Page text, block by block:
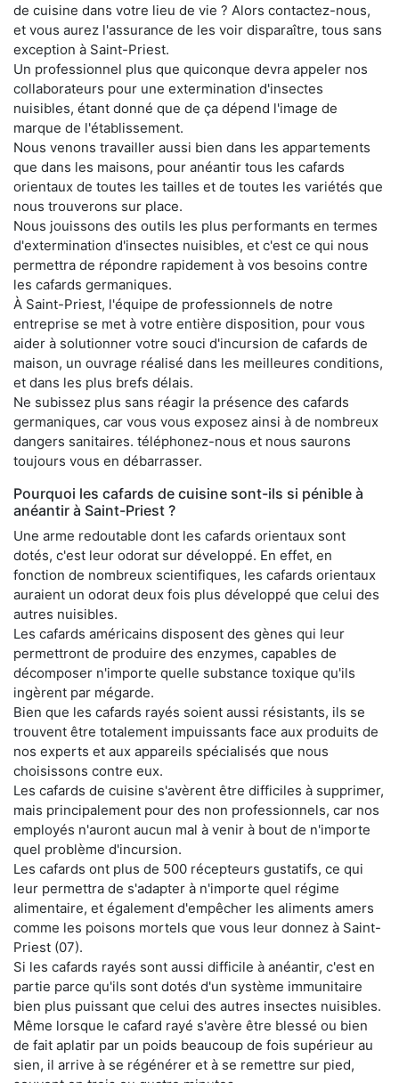
de cuisine dans votre lieu de vie ? Alors contactez-nous,
et vous aurez l'assurance de les voir disparaître, tous sans
exception à Saint-Priest.
Un professionnel plus que quiconque devra appeler nos
collaborateurs pour une extermination d'insectes
nuisibles, étant donné que de ça dépend l'image de
marque de l'établissement.
Nous venons travailler aussi bien dans les appartements
que dans les maisons, pour anéantir tous les cafards
orientaux de toutes les tailles et de toutes les variétés que
nous trouverons sur place.
Nous jouissons des outils les plus performants en termes
d'extermination d'insectes nuisibles, et c'est ce qui nous
permettra de répondre rapidement à vos besoins contre
les cafards germaniques.
À Saint-Priest, l'équipe de professionnels de notre
entreprise se met à votre entière disposition, pour vous
aider à solutionner votre souci d'incursion de cafards de
maison, un ouvrage réalisé dans les meilleures conditions,
et dans les plus brefs délais.
Ne subissez plus sans réagir la présence des cafards
germaniques, car vous vous exposez ainsi à de nombreux
dangers sanitaires. téléphonez-nous et nous saurons
toujours vous en débarrasser.
Pourquoi les cafards de cuisine sont-ils si pénible à
anéantir à Saint-Priest ?
Une arme redoutable dont les cafards orientaux sont
dotés, c'est leur odorat sur développé. En effet, en
fonction de nombreux scientifiques, les cafards orientaux
auraient un odorat deux fois plus développé que celui des
autres nuisibles.
Les cafards américains disposent des gènes qui leur
permettront de produire des enzymes, capables de
décomposer n'importe quelle substance toxique qu'ils
ingèrent par mégarde.
Bien que les cafards rayés soient aussi résistants, ils se
trouvent être totalement impuissants face aux produits de
nos experts et aux appareils spécialisés que nous
choisissons contre eux.
Les cafards de cuisine s'avèrent être difficiles à supprimer,
mais principalement pour des non professionnels, car nos
employés n'auront aucun mal à venir à bout de n'importe
quel problème d'incursion.
Les cafards ont plus de 500 récepteurs gustatifs, ce qui
leur permettra de s'adapter à n'importe quel régime
alimentaire, et également d'empêcher les aliments amers
comme les poisons mortels que vous leur donnez à Saint-
Priest (07).
Si les cafards rayés sont aussi difficile à anéantir, c'est en
partie parce qu'ils sont dotés d'un système immunitaire
bien plus puissant que celui des autres insectes nuisibles.
Même lorsque le cafard rayé s'avère être blessé ou bien
de fait aplatir par un poids beaucoup de fois supérieur au
sien, il arrive à se régénérer et à se remettre sur pied,